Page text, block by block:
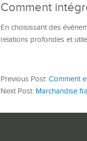
Comment
En choisissant des
relations profondes et
Previous Post: Comment
Next Post: Marchandise